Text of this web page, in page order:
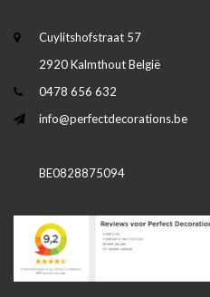
Cuylitshofstraat 57
2920 Kalmthout België
0478 656 632
info@perfectdecorations.be
BE0828875094